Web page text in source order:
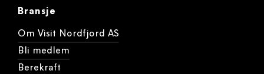
Bransje
Om Visit Nordfjord AS
Bli medlem
Berekraft